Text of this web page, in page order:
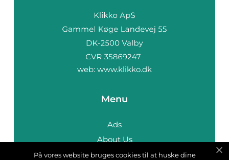
web: www.klikko.dk
Menu
Ads
About Us
Cookies
På vores website bruges cookies til at huske dine